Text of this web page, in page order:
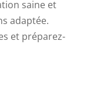
saine et
adaptée.
et préparez-